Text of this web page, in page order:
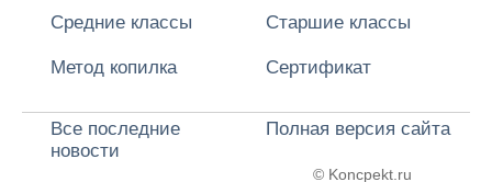
Средние классы Старшие классы
Метод копилка Сертификат
Все последние
новости
Полная версия сайта
© Koncpekt.ru